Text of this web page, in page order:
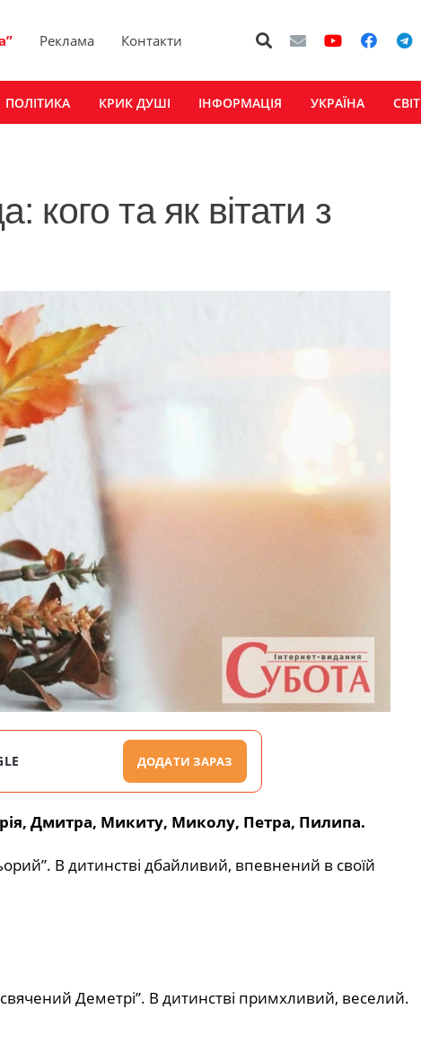
Реклама Контакти
ПОЛІТИКА КРИК ДУШІ ІНФОРМАЦІЯ УКРАЇНА СВІТ
кого та як вітати з
ДОДАТИ ЗАРАЗ
Дмитра, Микиту, Миколу, Петра, Пилипа.
В дитинстві дбайливий, впевнений в своїй
Деметрі”. В дитинстві примхливий, веселий.